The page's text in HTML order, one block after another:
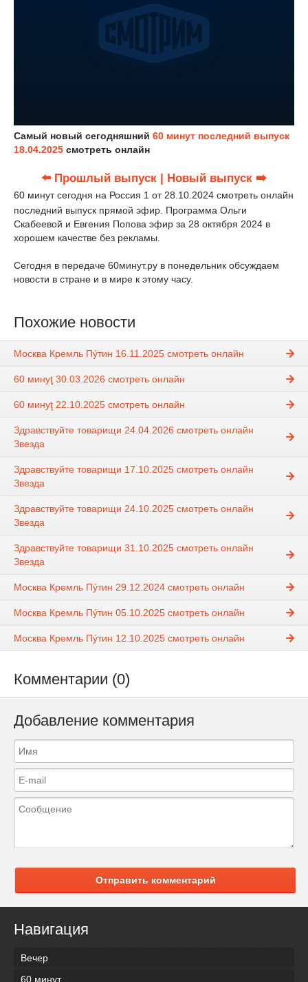
Самый новый сегодняшний 60 минут последний выпуск
18.04.2025 смотреть онлайн
⬅️ Прошлый выпуск | Новый выпуск ➡️
60 минут сегодня на Россия 1 от 28.10.2024 смотреть онлайн
последний выпуск прямой эфир. Программа Ольги
Скабеевой и Евгения Попова эфир за 28 октября 2024 в
хорошем качестве без рекламы.
Сегодня в передаче 60минут.ру в понедельник обсуждаем
новости в стране и в мире к этому часу.
Похожие новости
Москва Кремль Пýтин 16.11.2025 смотреть онлайн
60 минуţ 30.03.2026 смотреть онлайн
60 минуţ 22.10.2025 смотреть онлайн
Здравствуйте товарищи 24.04.2026 смотреть онлайн
Звезда
Здравствуйте товарищи 17.10.2025 смотреть онлайн
Звезда
Здравствуйте товарищи 24.10.2025 смотреть онлайн
Звезда
Здравствуйте товарищи 31.10.2025 смотреть онлайн
Звезда
Москва Кремль Пýтин 29.12.2024 смотреть онлайн
Москва Кремль Пýтин 05.10.2025 смотреть онлайн
Москва Кремль Пýтин 12.10.2025 смотреть онлайн
Комментарии (0)
Добавление комментария
Отправить комментарий
Навигация
Вечер
60 минут